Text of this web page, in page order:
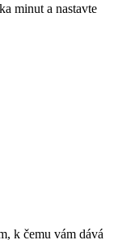
minut a nastavte
k čemu vám dává